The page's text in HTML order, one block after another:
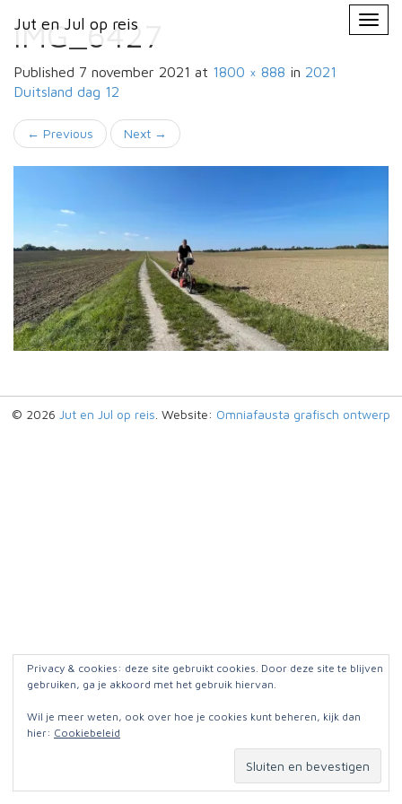
Jut en Jul op reis
Primary
Menu
Jut en Jul op reis
IMG_6427
Published 7 november 2021 at 1800 × 888 in 2021
Duitsland dag 12
← Previous Next →
© 2026 Jut en Jul op reis . Website: Omniafausta grafisch ontwerp
Privacy & cookies: deze site gebruikt cookies. Door deze site te blijven
gebruiken, ga je akkoord met het gebruik hiervan.
Wil je meer weten, ook over hoe je cookies kunt beheren, kijk dan
hier: Cookiebeleid